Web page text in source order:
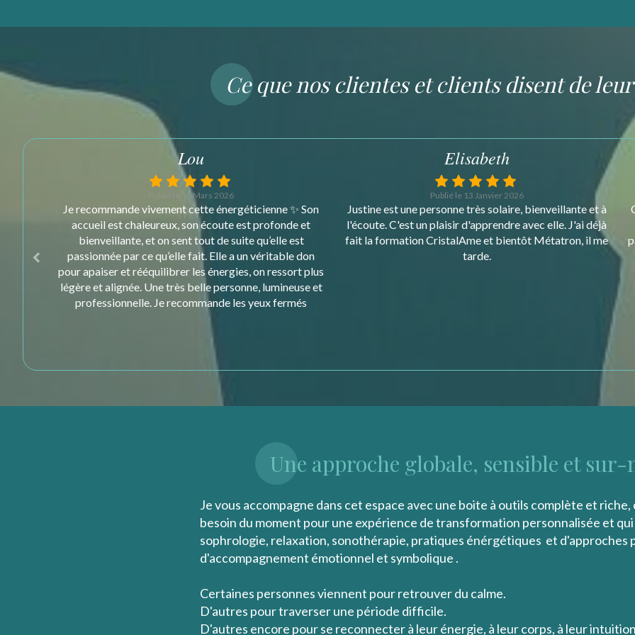
Ce que nos clientes et clients disent de
Elisabeth
Publié le 13 Janvier 2026
Justine est une personne très solaire, bienveillante et à
l'écoute. C'est un plaisir d'apprendre avec elle. J'ai déjà
fait la formation CristalAme et bientôt Métatron, il me
tarde.
Elisabeth
Publié le 13 Janvier 2026
Comment ne pas apprécier Justine? C'est une personne
solaire avec qui il est simple de communiquer et
partager. Elle est bienveillante et à l'écoute. J'ai fait avec
elle la formation CristalAme et prochainement le
Une approche globale, sensible et sur-
Je vous accompagne dans cet espace avec une boite à outils complète et
besoin du moment pour une expérience de transformation personnalisée et
sophrologie, relaxation, sonothérapie, pratiques énérgétiques et d'approches
d'accompagnement émotionnel et symbolique .
Certaines personnes viennent pour retrouver du calme.
D'autres pour traverser une période difficile.
D'autres encore pour se reconnecter à leur énergie, à leur corps, à leur